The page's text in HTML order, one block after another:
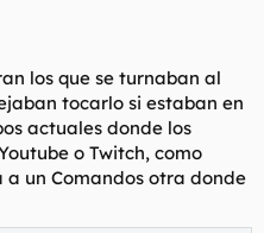
los que se turnaban al
tocarlo si estaban en
actuales donde los
o Twitch, como
un Comandos otra donde